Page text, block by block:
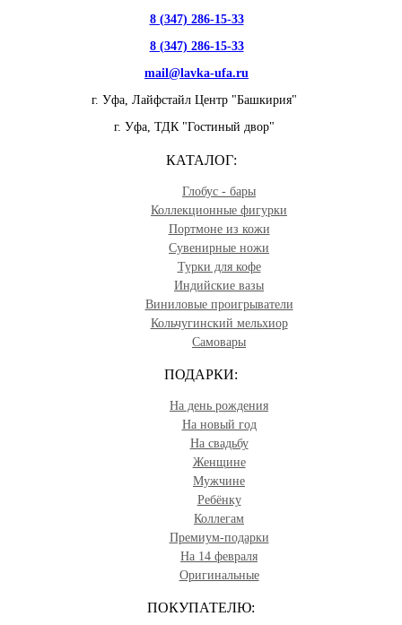
8 (347) 286-15-33
8 (347) 286-15-33
mail@lavka-ufa.ru
г. Уфа, Лайфстайл Центр "Башкирия"
г. Уфа, ТДК "Гостиный двор"
КАТАЛОГ:
Глобус - бары
Коллекционные фигурки
Портмоне из кожи
Сувенирные ножи
Турки для кофе
Индийские вазы
Виниловые проигрыватели
Кольчугинский мельхиор
Самовары
ПОДАРКИ:
На день рождения
На новый год
На свадьбу
Женщине
Мужчине
Ребёнку
Коллегам
Премиум-подарки
На 14 февраля
Оригинальные
ПОКУПАТЕЛЮ: